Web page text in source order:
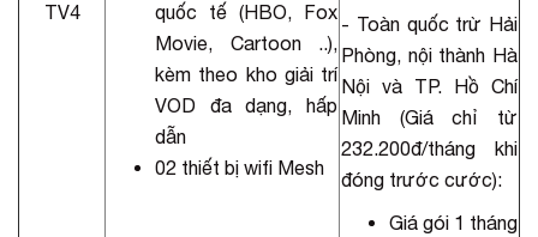
TV4
quốc tế (HBO, Fox
Movie, Cartoon ..),
kèm theo kho giải trí
VOD đa dạng, hấp
dẫn
02 thiết bị wifi Mesh
- Toàn quốc trừ Hải
Phòng, nội thành Hà
Nội và TP. Hồ Chí
Minh (Giá chỉ từ
232.200đ/tháng khi
đóng trước cước):
Giá gói 1 tháng